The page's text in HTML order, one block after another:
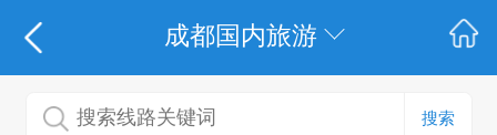
成都国内旅游
搜索